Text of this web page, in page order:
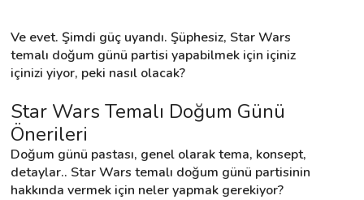
🎈 Biz Kimiz?
🌟 Müşteri Değerlendirmeleri
Destek
Ve evet. Şimdi güç uyandı. Şüphesiz, Star Wars
temalı doğum günü partisi yapabilmek için içiniz
içinizi yiyor, peki nasıl olacak?
Star Wars Temalı Doğum Günü
Önerileri
Doğum günü pastası, genel olarak tema, konsept,
detaylar.. Star Wars temalı doğum günü partisinin
hakkında vermek için neler yapmak gerekiyor?